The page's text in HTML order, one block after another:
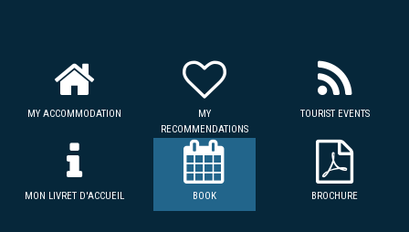
MY ACCOMMODATION
MY
RECOMMENDATIONS
TOURIST EVENTS
MON LIVRET D'ACCUEIL BOOK BROCHURE